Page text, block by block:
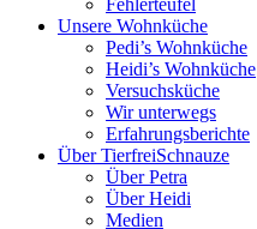
Fehlerteufel
Unsere Wohnküche
Pedi’s Wohnküche
Heidi’s Wohnküche
Versuchsküche
Wir unterwegs
Erfahrungsberichte
Über TierfreiSchnauze
Über Petra
Über Heidi
Medien